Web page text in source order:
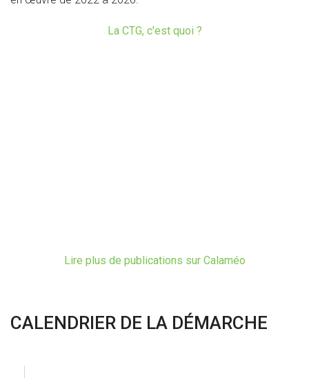
La CTG, c'est quoi ?
Lire plus de publications sur Calaméo
CALENDRIER DE LA DÉMARCHE